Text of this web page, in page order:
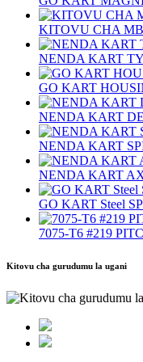
KITOVU CHA
NENDA KART
GO KART
NENDA KART
NENDA KART
NENDA KART
GO KART Steel
7075‐T6 #219
Kitovu cha gurudumu la ugani